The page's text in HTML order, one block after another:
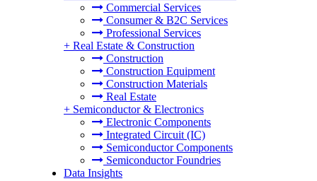
Commercial Services
Consumer & B2C Services
Professional Services
+ Real Estate & Construction
Construction
Construction Equipment
Construction Materials
Real Estate
+ Semiconductor & Electronics
Electronic Components
Integrated Circuit (IC)
Semiconductor Components
Semiconductor Foundries
Data Insights